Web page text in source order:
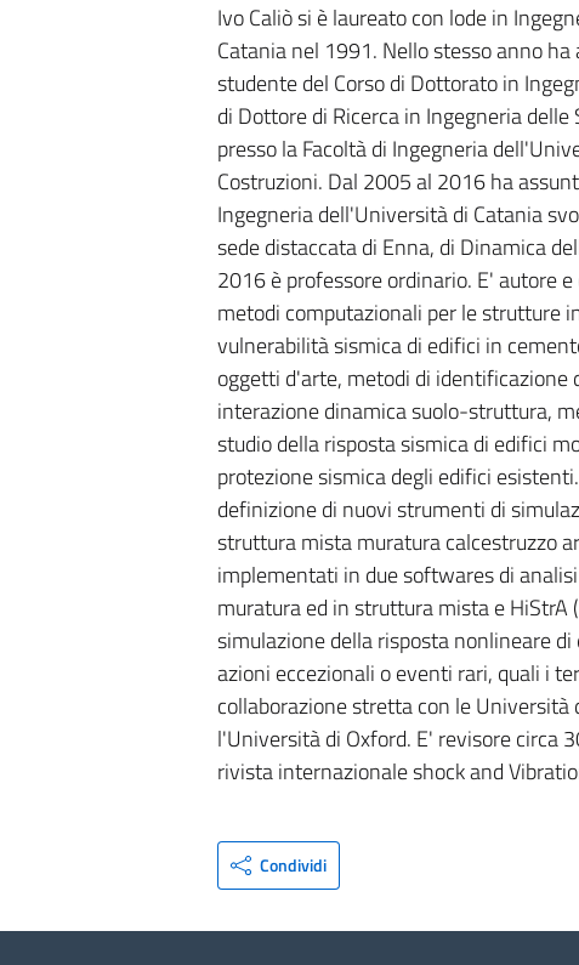
Ivo Caliò si è laureato con lode in
Catania nel 1991. Nello stesso anno
studente del Corso di Dottorato in
di Dottore di Ricerca in Ingegneria
presso la Facoltà di Ingegneria
Costruzioni. Dal 2005 al 2016 ha
Ingegneria dell'Università di Catania
sede distaccata di Enna, di Dinamica
2016 è professore ordinario. E' autore
metodi computazionali per le strutture
vulnerabilità sismica di edifici in
oggetti d'arte, metodi di
interazione dinamica suolo-struttura,
studio della risposta sismica di edifici
protezione sismica degli edifici
definizione di nuovi strumenti di
struttura mista muratura calcestruzzo
implementati in due softwares di
muratura ed in struttura mista e
simulazione della risposta nonlineare
azioni eccezionali o eventi rari, quali i
collaborazione stretta con le
l'Università di Oxford. E' revisore circa
rivista internazionale shock and
Condividi